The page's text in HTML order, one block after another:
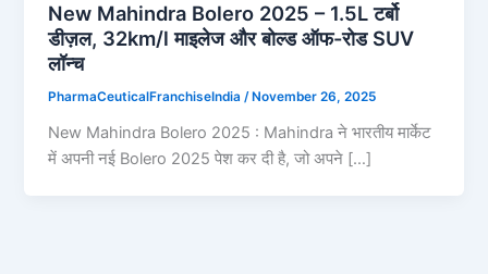
New Mahindra Bolero 2025 – 1.5L टर्बो
डीज़ल, 32km/l माइलेज और बोल्ड ऑफ-रोड SUV
लॉन्च
PharmaCeuticalFranchiseIndia/ November 26, 2025
New Mahindra Bolero 2025 : Mahindra ने भारतीय मार्केट
में अपनी नई Bolero 2025 पेश कर दी है, जो अपने […]